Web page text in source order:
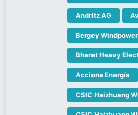
Andritz AG
Bergey
Bharat Heavy
Acciona Energía
CSIC Haizhuang